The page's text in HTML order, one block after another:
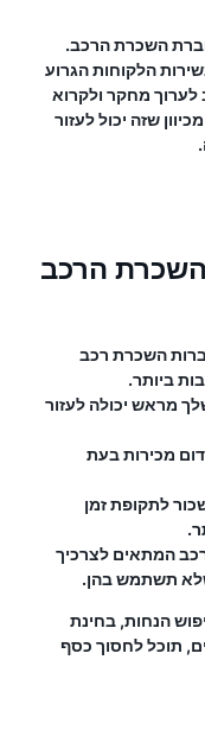
השכרת הרכב.
הלקוחות הגרוע
לערוך מחקר ולקרוא
שזה יכול לעזור
הרכב
השכרת רכב
ביותר.
מראש יכולה לעזור
מכירות בעת
לתקופת זמן
המתאים לצרכיך
תשתמש בהן.
הנחות, בחינת
תוכל לחסוך כסף